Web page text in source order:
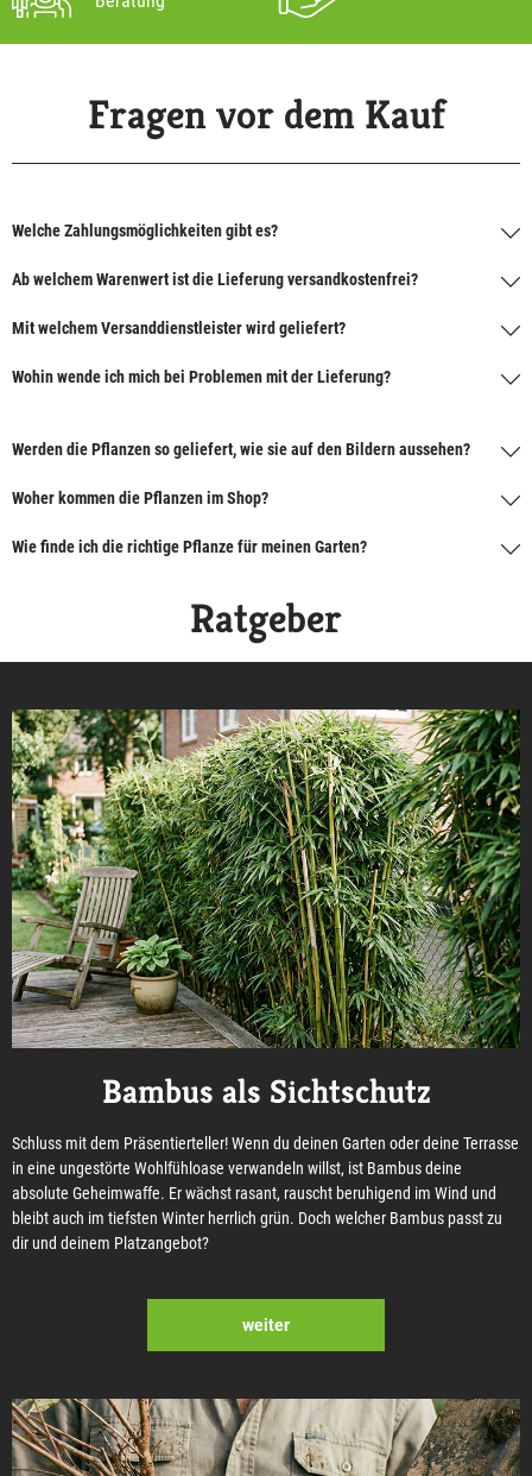
Fragen vor dem Kauf
Welche Zahlungsmöglichkeiten gibt es?
Ab welchem Warenwert ist die Lieferung versandkostenfrei?
Mit welchem Versanddienstleister wird geliefert?
Wohin wende ich mich bei Problemen mit der Lieferung?
Werden die Pflanzen so geliefert, wie sie auf den Bildern aussehen?
Woher kommen die Pflanzen im Shop?
Wie finde ich die richtige Pflanze für meinen Garten?
Ratgeber
Bambus als Sichtschutz
Schluss mit dem Präsentierteller! Wenn du deinen Garten oder deine Terrasse
in eine ungestörte Wohlfühloase verwandeln willst, ist Bambus deine
absolute Geheimwaffe. Er wächst rasant, rauscht beruhigend im Wind und
bleibt auch im tiefsten Winter herrlich grün. Doch welcher Bambus passt zu
dir und deinem Platzangebot?
weiter